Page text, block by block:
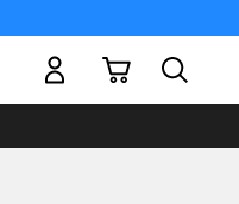
Mi carrito